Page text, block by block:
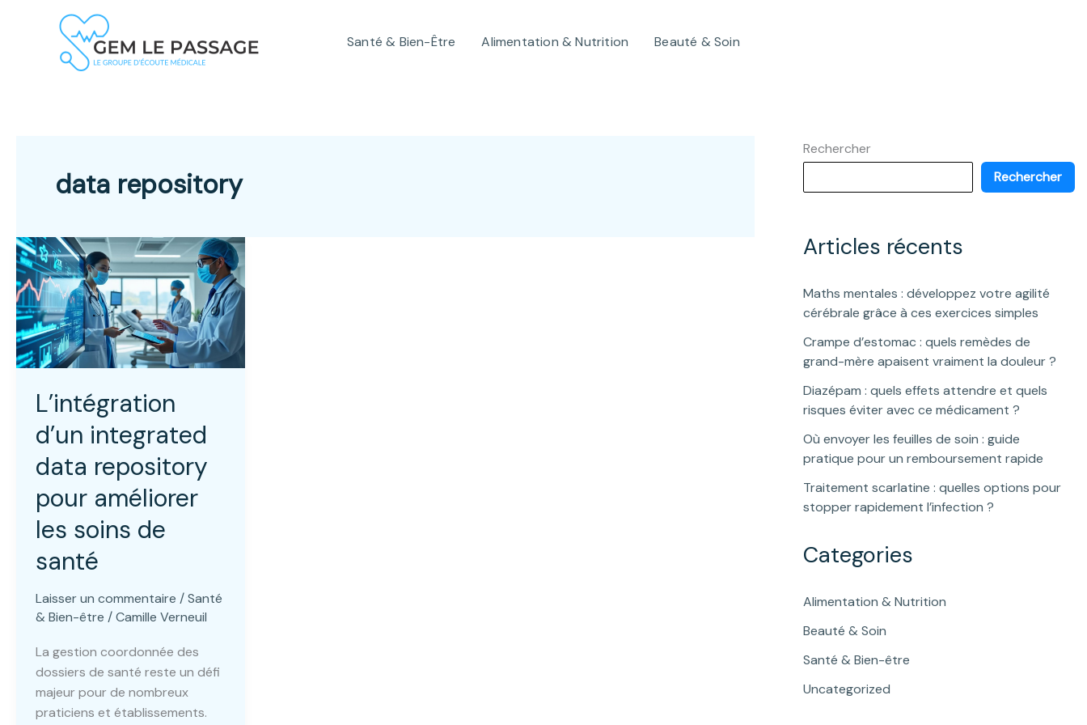
Santé & Bien-Être Alimentation & Nutrition Beauté & Soin
data repository
L’intégration
d’un integrated
data repository
pour améliorer
les soins de
santé
Laisser un commentaire /Santé
& Bien-être /Camille Verneuil
La gestion coordonnée des
dossiers de santé reste un défi
majeur pour de nombreux
praticiens et établissements.
Rechercher
Rechercher
Articles récents
Maths mentales : développez votre agilité
cérébrale grâce à ces exercices simples
Crampe d’estomac : quels remèdes de
grand-mère apaisent vraiment la douleur ?
Diazépam : quels effets attendre et quels
risques éviter avec ce médicament ?
Où envoyer les feuilles de soin : guide
pratique pour un remboursement rapide
Traitement scarlatine : quelles options pour
stopper rapidement l’infection ?
Categories
Alimentation & Nutrition
Beauté & Soin
Santé & Bien-être
Uncategorized